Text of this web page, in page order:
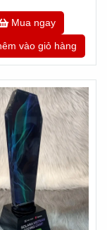
Mua ngay
vào giỏ hàng